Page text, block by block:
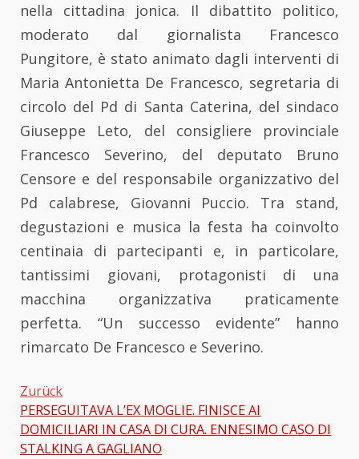
nella cittadina jonica. Il dibattito politico,
moderato dal giornalista Francesco
Pungitore, è stato animato dagli interventi di
Maria Antonietta De Francesco, segretaria di
circolo del Pd di Santa Caterina, del sindaco
Giuseppe Leto, del consigliere provinciale
Francesco Severino, del deputato Bruno
Censore e del responsabile organizzativo del
Pd calabrese, Giovanni Puccio. Tra stand,
degustazioni e musica la festa ha coinvolto
centinaia di partecipanti e, in particolare,
tantissimi giovani, protagonisti di una
macchina organizzativa praticamente
perfetta. “Un successo evidente” hanno
rimarcato De Francesco e Severino.
Beitragsnavigation
Zurück
PERSEGUITAVA L’EX MOGLIE. FINISCE AI
DOMICILIARI IN CASA DI CURA. ENNESIMO CASO DI
STALKING A GAGLIANO